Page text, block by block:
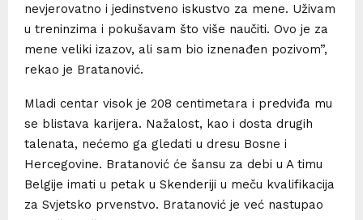
nevjerovatno i jedinstveno iskustvo za mene. Uživam
u treninzima i pokušavam što više naučiti. Ovo je za
mene veliki izazov, ali sam bio iznenađen pozivom”,
rekao je Bratanović.
Mladi centar visok je 208 centimetara i predviđa mu
se blistava karijera. Nažalost, kao i dosta drugih
talenata, nećemo ga gledati u dresu Bosne i
Hercegovine. Bratanović će šansu za debi u A timu
Belgije imati u petak u Skenderiji u meču kvalifikacija
za Svjetsko prvenstvo. Bratanović je već nastupao